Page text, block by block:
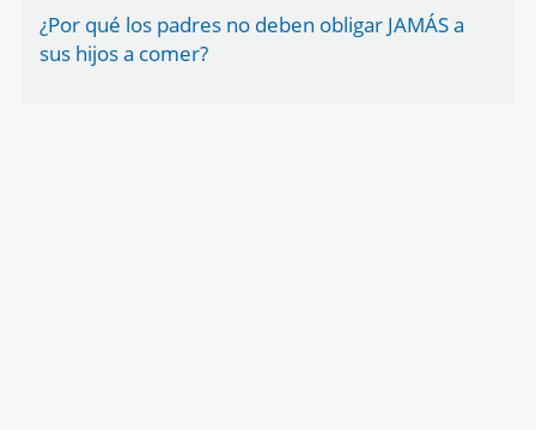
¿Por qué los padres no deben obligar JAMÁS a
sus hijos a comer?